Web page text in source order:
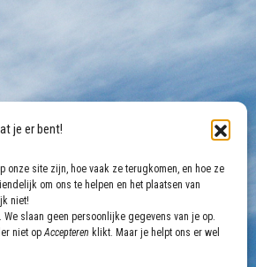
je er bent!
site zijn, hoe vaak ze terugkomen, en hoe ze
om ons te helpen en het plaatsen van
niet!
slaan geen persoonlijke gegevens van je op.
niet opAccepteren klikt. Maar je helpt ons er wel